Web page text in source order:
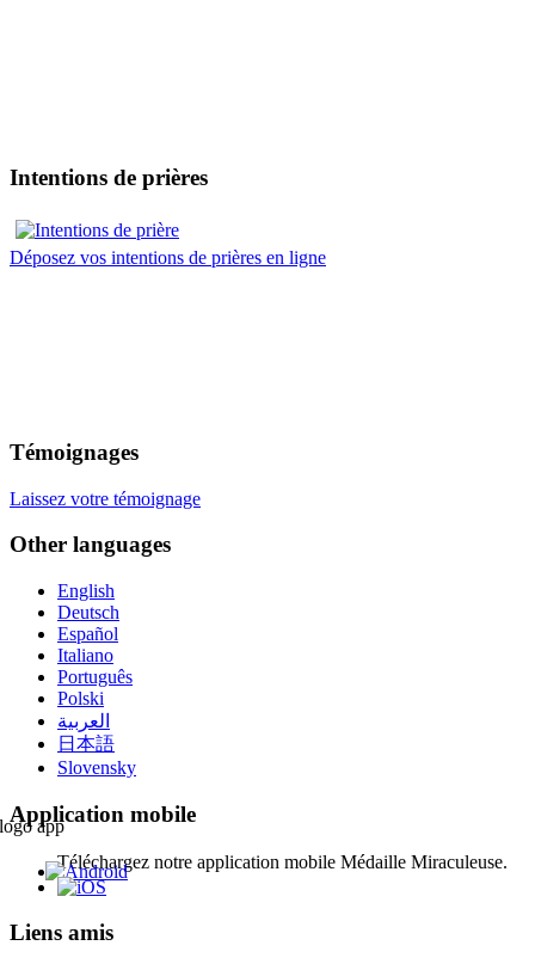
Intentions de prières
Déposez vos intentions de prières en ligne
Témoignages
Laissez votre témoignage
Other languages
English
Deutsch
Español
Italiano
Português
Polski
العربية
日本語
Slovensky
Application mobile
Téléchargez notre application mobile Médaille Miraculeuse.
Liens amis